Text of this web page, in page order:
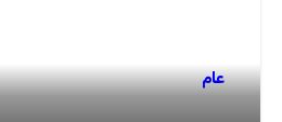
عام